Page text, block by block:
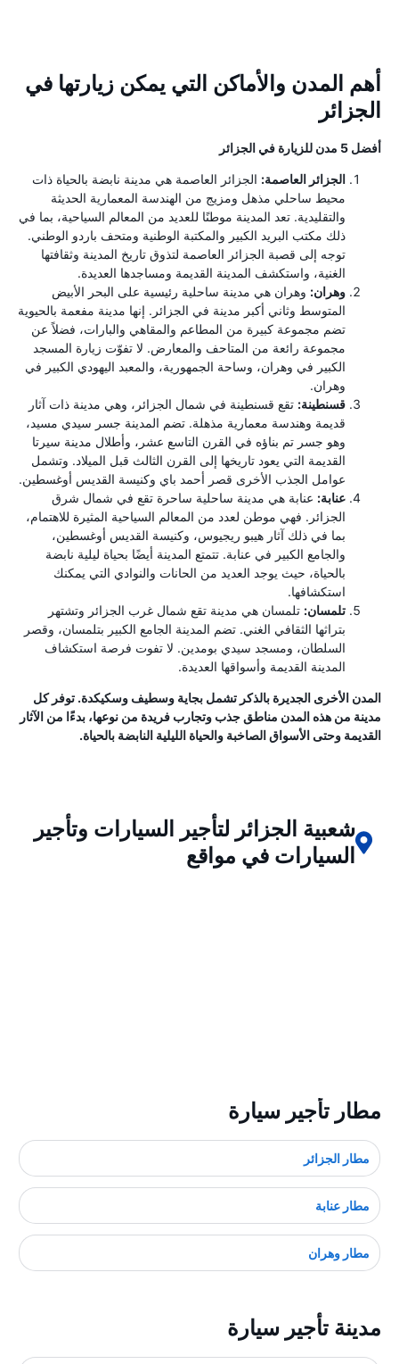
أهم المدن والأماكن التي يمكن زيارتها في
الجزائر
أفضل 5 مدن للزيارة في الجزائر
الجزائر العاصمة: الجزائر العاصمة هي مدينة نابضة بالحياة ذات
محيط ساحلي مذهل ومزيج من الهندسة المعمارية الحديثة
والتقليدية. تعد المدينة موطنًا للعديد من المعالم السياحية، بما في
ذلك مكتب البريد الكبير والمكتبة الوطنية ومتحف باردو الوطني.
توجه إلى قصبة الجزائر العاصمة لتذوق تاريخ المدينة وثقافتها
الغنية، واستكشف المدينة القديمة ومساجدها العديدة.
وهران: وهران هي مدينة ساحلية رئيسية على البحر الأبيض
المتوسط ​​وثاني أكبر مدينة في الجزائر. إنها مدينة مفعمة بالحيوية
تضم مجموعة كبيرة من المطاعم والمقاهي والبارات، فضلاً عن
مجموعة رائعة من المتاحف والمعارض. لا تفوّت زيارة المسجد
الكبير في وهران، وساحة الجمهورية، والمعبد اليهودي الكبير في
وهران.
قسنطينة: تقع قسنطينة في شمال الجزائر، وهي مدينة ذات آثار
قديمة وهندسة معمارية مذهلة. تضم المدينة جسر سيدي مسيد،
وهو جسر تم بناؤه في القرن التاسع عشر، وأطلال مدينة سيرتا
القديمة التي يعود تاريخها إلى القرن الثالث قبل الميلاد. وتشمل
عوامل الجذب الأخرى قصر أحمد باي وكنيسة القديس أوغسطين.
عنابة: عنابة هي مدينة ساحلية ساحرة تقع في شمال شرق
الجزائر. فهي موطن لعدد من المعالم السياحية المثيرة للاهتمام،
بما في ذلك آثار هيبو ريجيوس، وكنيسة القديس أوغسطين،
والجامع الكبير في عنابة. تتمتع المدينة أيضًا بحياة ليلية نابضة
بالحياة، حيث يوجد العديد من الحانات والنوادي التي يمكنك
استكشافها.
تلمسان: تلمسان هي مدينة تقع شمال غرب الجزائر وتشتهر
بتراثها الثقافي الغني. تضم المدينة الجامع الكبير بتلمسان، وقصر
السلطان، ومسجد سيدي بومدين. لا تفوت فرصة استكشاف
المدينة القديمة وأسواقها العديدة.
المدن الأخرى الجديرة بالذكر تشمل بجاية وسطيف وسكيكدة. توفر كل
مدينة من هذه المدن مناطق جذب وتجارب فريدة من نوعها، بدءًا من الآثار
القديمة وحتى الأسواق الصاخبة والحياة الليلية النابضة بالحياة.
شعبية الجزائر لتأجير السيارات وتأجير
السيارات في مواقع
مطار تأجير سيارة
مطار الجزائر
مطار عنابة
مطار وهران
مدينة تأجير سيارة